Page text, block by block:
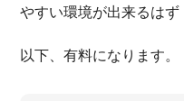
やすい環境が出来るはず
以下、有料になります。